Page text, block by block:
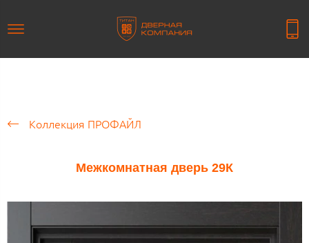
Коллекция ПРОФАЙЛ
Межкомнатная дверь 29К